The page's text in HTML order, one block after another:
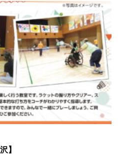
】